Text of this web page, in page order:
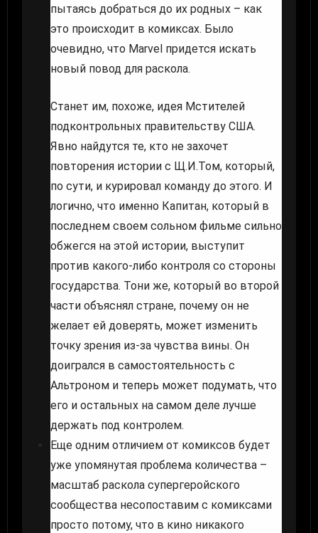
пытаясь добраться до их родных – как
это происходит в комиксах. Было
очевидно, что Marvel придется искать
новый повод для раскола.
Станет им, похоже, идея Мстителей
подконтрольных правительству США.
Явно найдутся те, кто не захочет
повторения истории с Щ.И.Том, который,
по сути, и курировал команду до этого. И
логично, что именно Капитан, который в
последнем своем сольном фильме сильно
обжегся на этой истории, выступит
против какого-либо контроля со стороны
государства. Тони же, который во второй
части объяснял стране, почему он не
желает ей доверять, может изменить
точку зрения из-за чувства вины. Он
доигрался в самостоятельность с
Альтроном и теперь может подумать, что
его и остальных на самом деле лучше
держать под контролем.
Еще одним отличием от комиксов будет
уже упомянутая проблема количества –
масштаб раскола супергеройского
сообщества несопоставим с комиксами
просто потому, что в кино никакого